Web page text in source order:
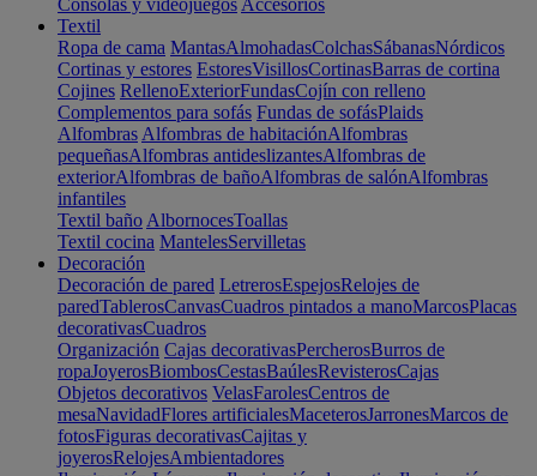
Consolas y videojuegos Accesorios
Textil
Ropa de cama MantasAlmohadasColchasSábanasNórdicos
Cortinas y estores EstoresVisillosCortinasBarras de cortina
Cojines RellenoExteriorFundasCojín con relleno
Complementos para sofás Fundas de sofásPlaids
Alfombras Alfombras de habitaciónAlfombras
pequeñasAlfombras antideslizantesAlfombras de
exteriorAlfombras de bañoAlfombras de salónAlfombras
infantiles
Textil baño AlbornocesToallas
Textil cocina MantelesServilletas
Decoración
Decoración de pared LetrerosEspejosRelojes de
paredTablerosCanvasCuadros pintados a manoMarcosPlacas
decorativasCuadros
Organización Cajas decorativasPercherosBurros de
ropaJoyerosBiombosCestasBaúlesRevisterosCajas
Objetos decorativos VelasFarolesCentros de
mesaNavidadFlores artificialesMaceterosJarronesMarcos de
fotosFiguras decorativasCajitas y
joyerosRelojesAmbientadores